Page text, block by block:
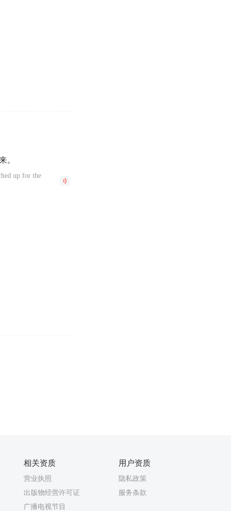
。
up for the
相关资质
营业执照
出版物经营许可证
广播电视节目
用户资质
隐私政策
服务条款